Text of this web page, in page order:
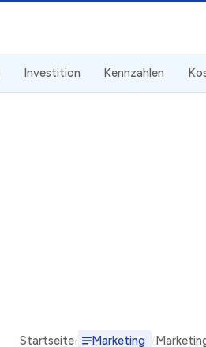
Investition Kennzahlen
Startseite Marketing